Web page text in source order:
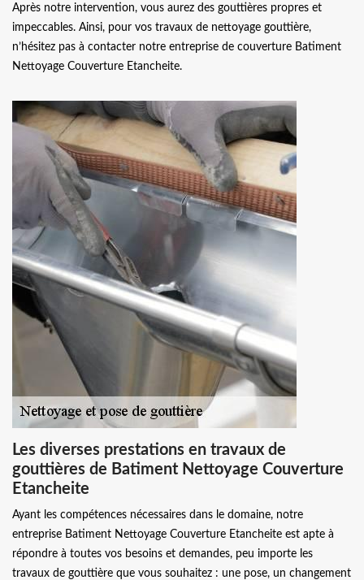
Après notre intervention, vous aurez des gouttières propres et
impeccables. Ainsi, pour vos travaux de nettoyage gouttière,
n’hésitez pas à contacter notre entreprise de couverture Batiment
Nettoyage Couverture Etancheite.
Les diverses prestations en travaux de
gouttières de Batiment Nettoyage Couverture
Etancheite
Ayant les compétences nécessaires dans le domaine, notre
entreprise Batiment Nettoyage Couverture Etancheite est apte à
répondre à toutes vos besoins et demandes, peu importe les
travaux de gouttière que vous souhaitez : une pose, un changement